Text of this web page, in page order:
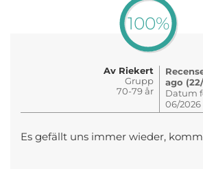
100%
Av Riekert
Grupp
70-79 år
ago
Datum
06/2026
Es gefällt uns immer wieder,